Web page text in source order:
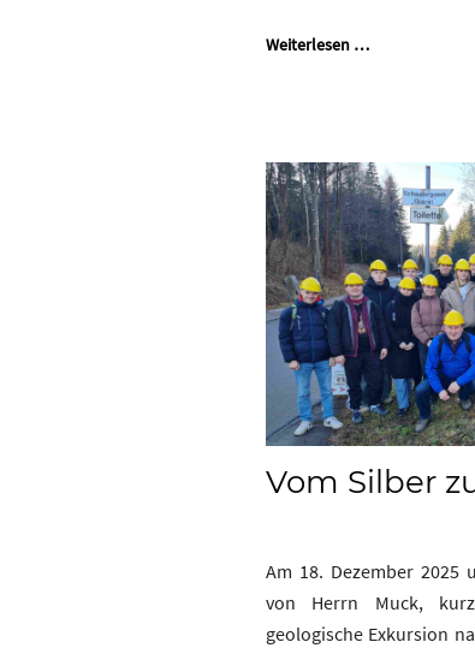
Weiterlesen …
Vom Silber
Am 18. Dezember 2025
von Herrn Muck,
geologische Exkursion